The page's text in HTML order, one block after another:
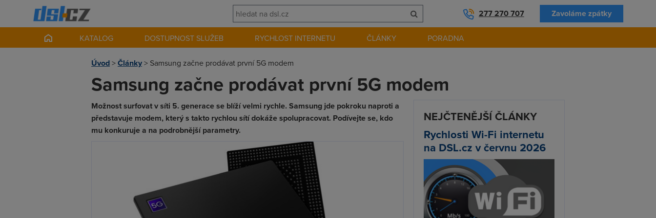
277 270 707 Zavoláme zpátky
KATALOG DOSTUPNOST SLUŽEB RYCHLOST INTERNETU ČLÁNKY PORADNA
Úvod>Články> Samsung začne prodávat první 5G modem
Samsung začne prodávat první 5G modem
Možnost surfovat v síti 5. generace se blíží velmi rychle. Samsung jde pokroku naproti a
představuje modem, který s takto rychlou sítí dokáže spolupracovat. Podívejte se, kdo
mu konkuruje a na podrobnější parametry.
NEJČTENĚJŠÍ ČLÁNKY
Rychlosti Wi-Fi internetu
na DSL.cz v červnu 2026